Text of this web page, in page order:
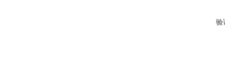
验